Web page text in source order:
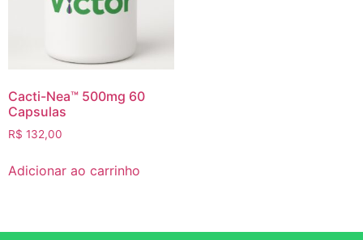
Cacti-Nea™ 500mg 60
Capsulas
R$ 132,00
Adicionar ao carrinho